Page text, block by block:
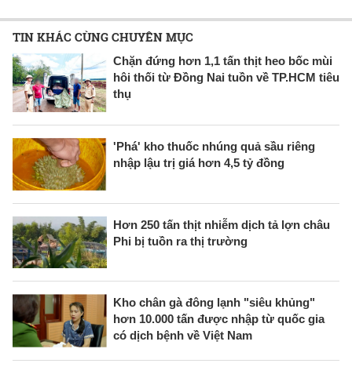
TIN KHÁC CÙNG CHUYÊN MỤC
Chặn đứng hơn 1,1 tấn thịt heo bốc mùi
hôi thối từ Đồng Nai tuồn về TP.HCM tiêu
thụ
'Phá' kho thuốc nhúng quả sầu riêng
nhập lậu trị giá hơn 4,5 tỷ đồng
Hơn 250 tấn thịt nhiễm dịch tả lợn châu
Phi bị tuồn ra thị trường
Kho chân gà đông lạnh "siêu khủng"
hơn 10.000 tấn được nhập từ quốc gia
có dịch bệnh về Việt Nam